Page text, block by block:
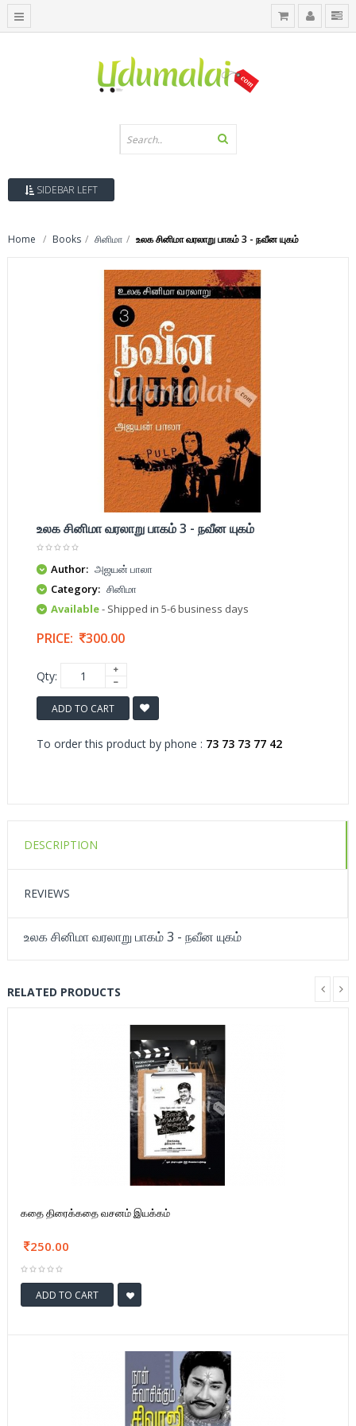
SIDEBAR LEFT
Home Books சினிமா உலக சினிமா வரலாறு பாகம் 3 - நவீன யுகம்
உலக சினிமா வரலாறு பாகம் 3 - நவீன யுகம்
Author: அஜயன் பாலா
Category: சினிமா
Available- Shipped in 5-6 business days
PRICE: 300.00
Qty:
ADD TO CART
To order this product by phone : 73 73 73 77 42
DESCRIPTION
REVIEWS
உலக சினிமா வரலாறு பாகம் 3 - நவீன யுகம்
RELATED PRODUCTS
கதை திரைக்கதை வசனம் இயக்கம்
250.00
ADD TO CART